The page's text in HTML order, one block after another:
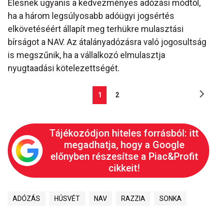
Elesnek ugyanis a kedvezményes adózási módtól,
ha a három legsúlyosabb adóügyi jogsértés
elkövetéséért állapít meg terhükre mulasztási
bírságot a NAV. Az átalányadózásra való jogosultság
is megszűnik, ha a vállalkozó elmulasztja
nyugtaadási kötelezettségét.
1 2
Tájékozódjon hiteles forrásból: itt
megadhatja, hogy a Google
előnyben részesítse a Piac&Profit
cikkeit!
ADÓZÁS HÚSVÉT NAV RAZZIA SONKA